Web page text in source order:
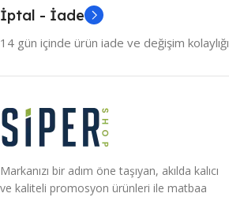
İptal - İade
14 gün içinde ürün iade ve değişim kolaylığı
Markanızı bir adım öne taşıyan, akılda kalıcı
ve kaliteli promosyon ürünleri ile matbaa